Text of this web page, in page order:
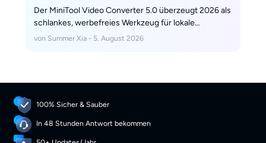
Der MiniTool Video Converter 5.0 überzeugt 2026 als
schlankes, werbefreies Werkzeug für lokale
Formatwechsel wie MKV zu MP4 und punktet mit
Test zeigt Freemium-Limits, Format- und
Desktop-Alternative lohnt.
von Summer Xia - 5. August 2026
100% Sicher & Sauber
In 48 Stunden Antwort bekommen